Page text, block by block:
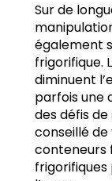
Sur de
également
frigorifique.
diminuent
parfois une
des défis
conseillé
conteneurs